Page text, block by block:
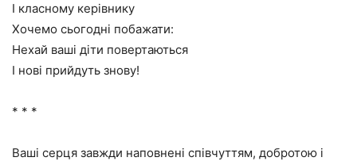
І класному керівнику
Хочемо сьогодні побажати:
Нехай ваші діти повертаються
І нові прийдуть знову!
* * *
Ваші серця завжди наповнені співчуттям, добротою і